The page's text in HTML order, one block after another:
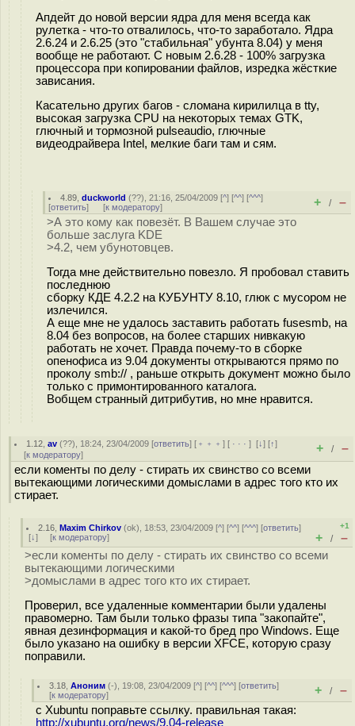
Апдейт до новой версии ядра для меня всегда как
рулетка - что-то отвалилось, что-то заработало. Ядра
2.6.24 и 2.6.25 (это "стабильная" убунта 8.04) у меня
вообще не работают. С новым 2.6.28 - 100% загрузка
процессора при копировании файлов, изредка жёсткие
зависания.
Касательно других багов - сломана кирилилца в tty,
высокая загрузка CPU на некоторых темах GTK,
глючный и тормозной pulseaudio, глючные
видеодрайвера Intel, мелкие баги там и сям.
4.89 ,duckworld (??), 21:16, 25/04/2009 [^] [^^] [^^^]
[ответить] [к модератору] + / –
>А это кому как повезёт. В Вашем случае это
больше заслуга KDE
>4.2, чем убунотовцев.
Тогда мне действительно повезло. Я пробовал ставить
последнюю
сборку КДЕ 4.2.2 на КУБУНТУ 8.10, глюк с мусором не
излечился.
А еще мне не удалось заставить работать fusesmb, на
8.04 без вопросов, на более старших нивкакую
работать не хочет. Правда почему-то в сборке
опенофиса из 9.04 документы открываются прямо по
проколу smb:// , раньше открыть документ можно было
только с примонтированного каталога.
Вобщем странный дитрибутив, но мне нравится.
1.12 ,av (??), 18:24, 23/04/2009 [ответить] [ ﹢﹢﹢] [ · · ·][↓] [↑]
[к модератору] + / –
если коменты по делу - стирать их свинство со всеми
вытекающими логическими домыслами в адрес того кто их
стирает.
2.16 ,Maxim Chirkov (ok), 18:53, 23/04/2009 [^] [^^] [^^^] [ответить]
[↓] [к модератору]
+1
+ / –
>если коменты по делу - стирать их свинство со всеми
вытекающими логическими
>домыслами в адрес того кто их стирает.
Проверил, все удаленные комментарии были удалены
правомерно. Там были только фразы типа "закопайте",
явная дезинформация и какой-то бред про Windows. Еще
было указано на ошибку в версии XFCE, которую сразу
поправили.
3.18 ,Аноним (-), 19:08, 23/04/2009 [^] [^^] [^^^] [ответить]
[к модератору] + / –
c Xubuntu поправьте ссылку. правильная такая:
http://xubuntu.org/news/9.04-release